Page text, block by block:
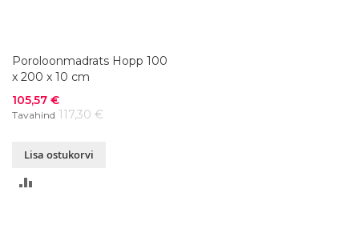
Poroloonmadrats Hopp 100
x 200 x 10 cm
Soodushind
105,57 €
Tavahind 117,30 €
Lisa ostukorvi